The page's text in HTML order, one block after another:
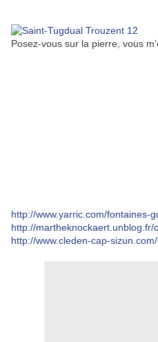
Posez-vous sur la pierre, vous
http://www.yarric.com/fontaines-
http://
http://www.cleden-cap-